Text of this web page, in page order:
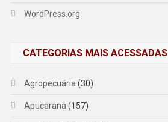
WordPress.org
CATEGORIAS MAIS ACESSADAS
Agropecuária (30)
Apucarana (157)